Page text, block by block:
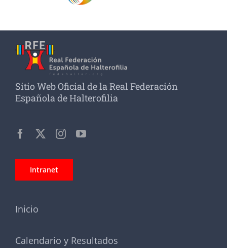
Sitio Web Oficial de la Real Federación
Española de Halterofilia
Intranet
Inicio
Calendario y Resultados